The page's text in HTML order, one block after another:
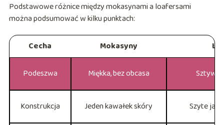
Podstawowe różnice między mokasynami a loafersami
można podsumować w kilku punktach:
Cecha Mokasyny
Podeszwa Miękka, bez obcasa
Konstrukcja Jeden kawałek skóry Szyte jak